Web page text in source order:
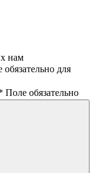
нам
обязательно для
Поле обязательно